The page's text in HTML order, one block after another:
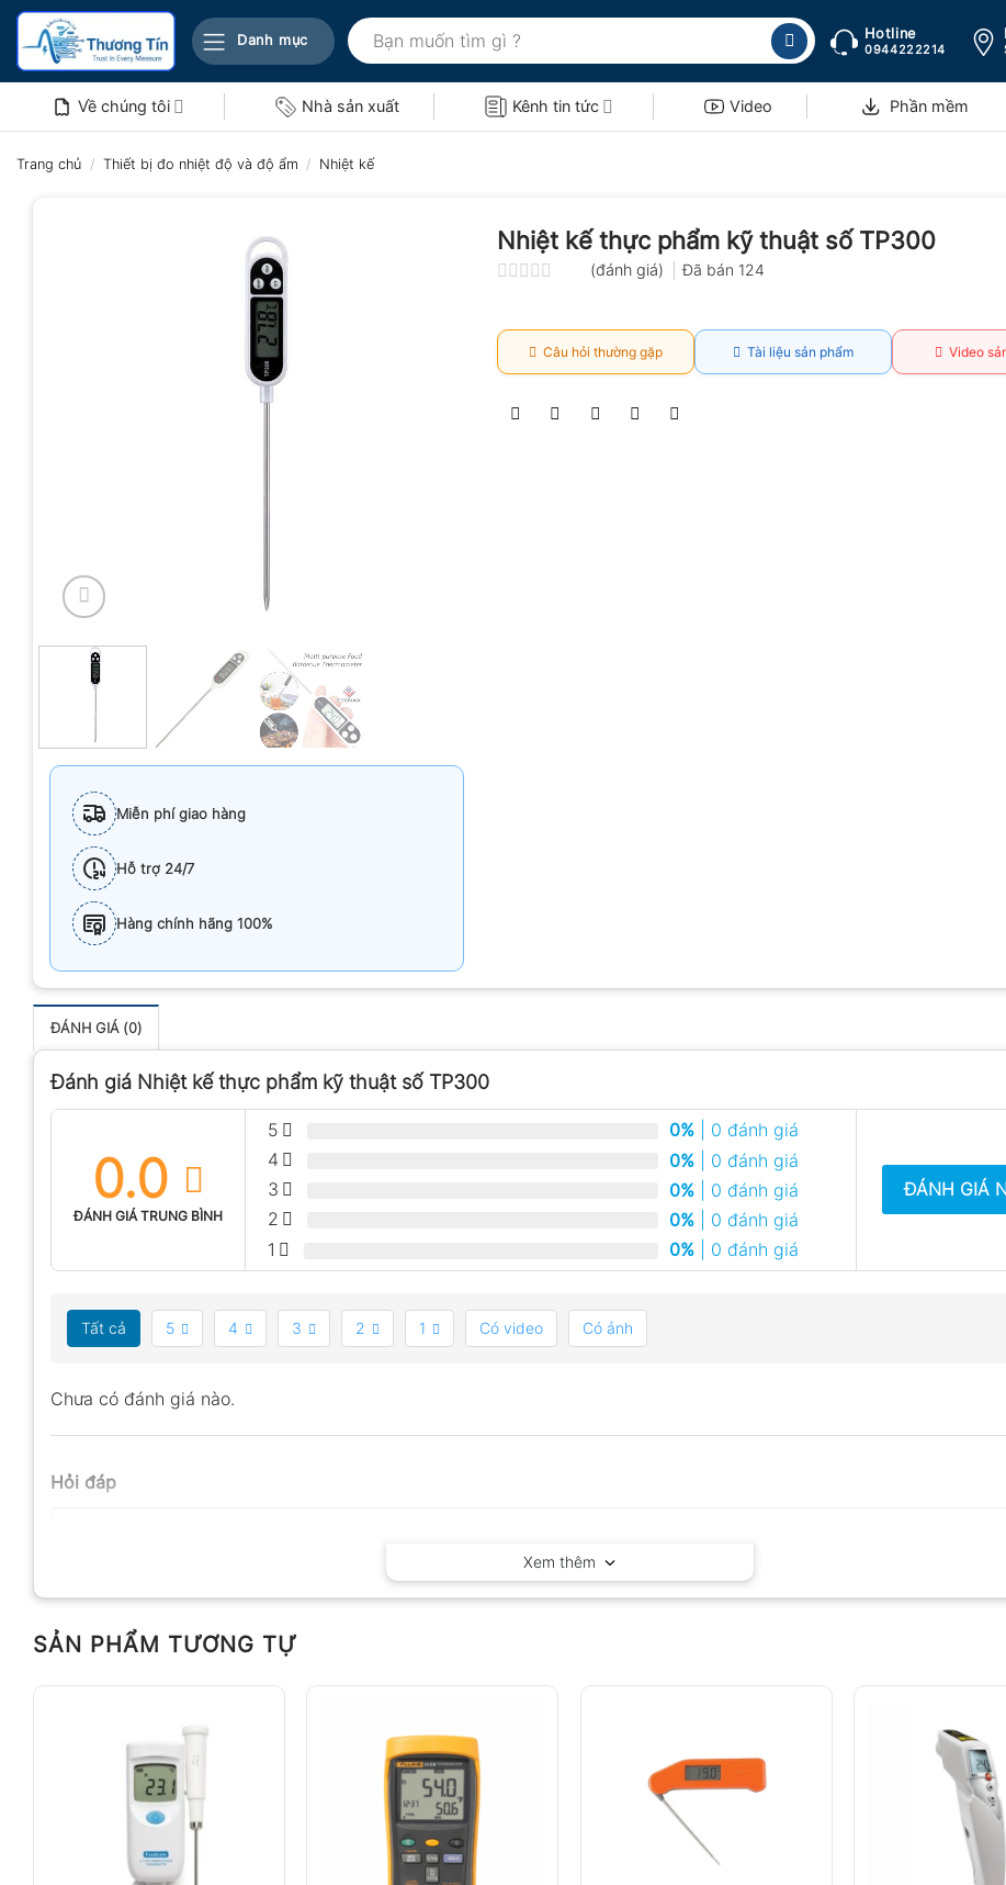
Bỏ
nội
Danh mục
Tìm
kiếm:
Hotline
0944222214
Về chúng tôi Nhà sản xuất Kênh tin tức Video Phần mềm
Trang chủ / Thiết bị đo nhiệt độ và độ ẩm / Nhiệt kế
Miễn phí giao hàng
Hỗ trợ 24/7
Hàng chính hãng 100%
Nhiệt kế thực phẩm kỹ thuật số TP300
hạng
5
(đánh giá) Đã bán 124
Câu hỏi thường gặp Tài liệu sản phẩm Video
ĐÁNH GIÁ (0)
Đánh giá Nhiệt kế thực phẩm kỹ thuật số TP300
0.0
ĐÁNH GIÁ TRUNG BÌNH
5 0% | 0 đánh giá
4
0% | 0 đánh giá
3
0% | 0 đánh giá
2
0% | 0 đánh giá
1
0% | 0 đánh giá
ĐÁNH GIÁ
Tất cả 5 4 3 2 1 Có video Có ảnh
Chưa có đánh giá nào.
Hỏi đáp
Không có bình luận nào
Xem thêm
SẢN PHẨM TƯƠNG TỰ